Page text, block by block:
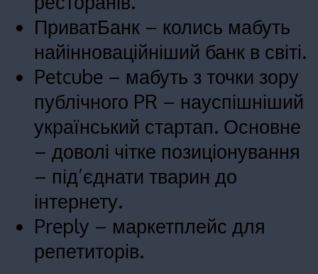
ПриватБанк – колись мабуть
найінноваційніший банк в світі.
Petcube – мабуть з точки зору
публічного PR – науспішніший
український стартап. Основне
– доволі чітке позиціонування
– під’єднати тварин до
інтернету.
Preply – маркетплейс для
репетиторів.